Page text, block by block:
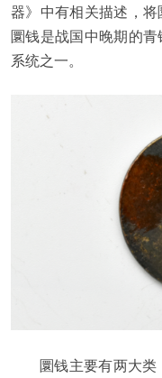
器》中有相关描述，将
圜钱是战国中晚期的
系统之一。
圜钱主要有两大